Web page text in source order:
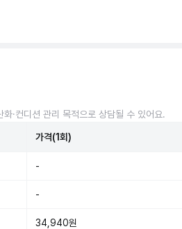
·컨디션 관리 목적으로 상담될 수 있어요.
가격(1회)
-
-
34,940원